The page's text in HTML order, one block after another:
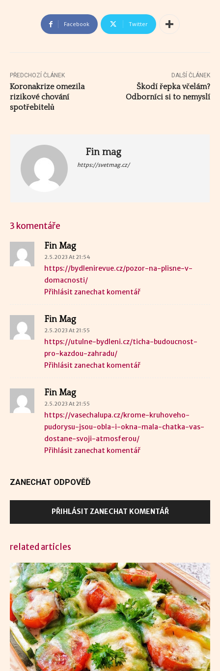
Facebook Twitter
PŘEDCHOZÍ ČLÁNEK
Koronakrize omezila
rizikové chování
spotřebitelů
DALŠÍ ČLÁNEK
Škodí řepka včelám?
Odborníci si to nemyslí
Fin mag
https://svetmag.cz/
3 komentáře
Fin Mag
2.5.2023 At 21:54
https://bydlenirevue.cz/pozor-na-plisne-v-
domacnosti/
Přihlásit zanechat komentář
Fin Mag
2.5.2023 At 21:55
https://utulne-bydleni.cz/ticha-budoucnost-
pro-kazdou-zahradu/
Přihlásit zanechat komentář
Fin Mag
2.5.2023 At 21:55
https://vasechalupa.cz/krome-kruhoveho-
pudorysu-jsou-obla-i-okna-mala-chatka-vas-
dostane-svoji-atmosferou/
Přihlásit zanechat komentář
ZANECHAT ODPOVĚĎ
PŘIHLÁSIT ZANECHAT KOMENTÁŘ
related articles